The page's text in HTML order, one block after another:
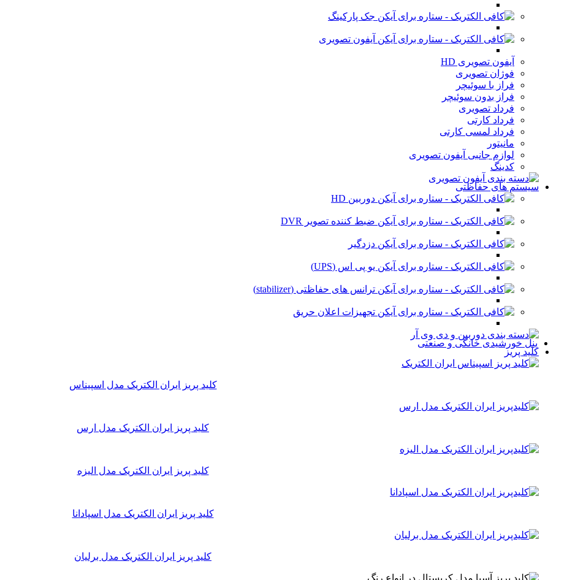
جک پارکینگ
آیفون تصویری
آیفون تصویری HD
فوژان تصویری
فراز با سوئیچر
فراز بدون سوئیچر
فرداد تصویری
فرداد کارتی
فرداد لمسی کارتی
مانیتور
لوازم جانبی آیفون تصویری
کدینگ
سیستم های حفاظتی
دوربین HD
ضبط کننده تصویر DVR
دزدگیر
یو پی اس (UPS)
ترانس های حفاظتی (stabilizer)
تجهیزات اعلان حریق
پنل خورشیدی خانگی و صنعتی
کلید پریز
کلید پریز ایران الکتریک مدل اسپیناس
کلید پریز ایران الکتریک مدل ارس
کلید پریز ایران الکتریک مدل الیزه
کلید پریز ایران الکتریک مدل اسپادانا
کلید پریز ایران الکتریک مدل برلیان